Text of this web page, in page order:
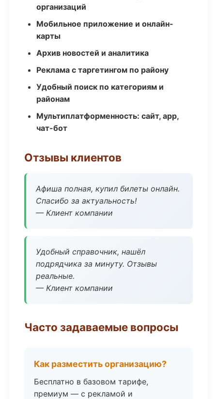
организаций
Мобильное приложение и онлайн-
карты
Архив новостей и аналитика
Реклама с таргетингом по району
Удобный поиск по категориям и
районам
Мультиплатформенность: сайт, app,
чат-бот
Отзывы клиентов
Афиша полная, купил билеты онлайн.
Спасибо за актуальность!
— Клиент компании
Удобный справочник, нашёл
подрядчика за минуту. Отзывы
реальные.
— Клиент компании
Часто задаваемые вопросы
Как разместить организацию?
Бесплатно в базовом тарифе,
премиум — с рекламой и